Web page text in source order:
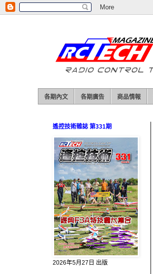
各期內文 各期廣告 商品情報
遙控技術雜誌 第331期
2026年5月27日 出版